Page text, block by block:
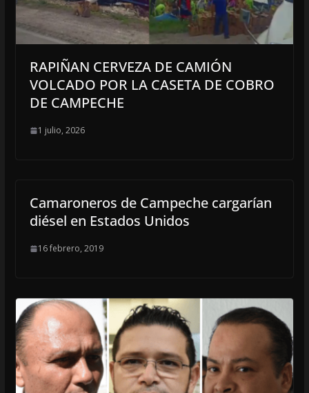
RAPIÑAN CERVEZA DE CAMIÓN
VOLCADO POR LA CASETA DE COBRO
DE CAMPECHE
1 julio, 2026
Camaroneros de Campeche cargarían
diésel en Estados Unidos
16 febrero, 2019